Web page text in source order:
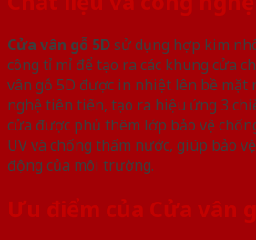
Cửa vân gỗ 5Dsử dụng hợp kim
công tỉ mỉ để tạo ra các khung cửa
vân gỗ 5D được in nhiệt lên bề mặt
nghệ tiên tiến, tạo ra hiệu ứng 3
cửa được phủ thêm lớp bảo vệ
UV và chống thấm nước, giúp bảo
động của môi trường.
Ưu điểm của Cửa vân